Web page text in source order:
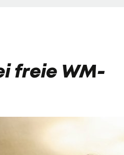
freie WM-